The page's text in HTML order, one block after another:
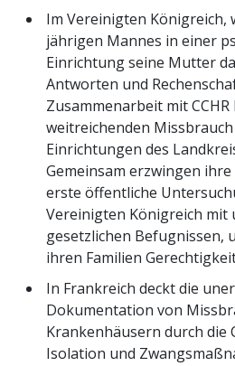
Im Vereinigten Königreich,
jährigen Mannes in einer
Einrichtung seine Mutter
Antworten und
Zusammenarbeit mit
weitreichenden
Einrichtungen des
Gemeinsam erzwingen
erste öffentliche
Vereinigten Königreich mit
gesetzlichen Befugnissen,
ihren Familien
In Frankreich deckt die
Dokumentation von
Krankenhäusern durch die
Isolation und